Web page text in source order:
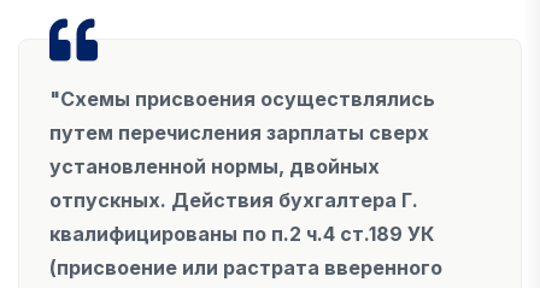
"Схемы присвоения осуществлялись
путем перечисления зарплаты сверх
установленной нормы, двойных
отпускных. Действия бухгалтера Г.
квалифицированы по п.2 ч.4 ст.189 УК
(присвоение или растрата вверенного